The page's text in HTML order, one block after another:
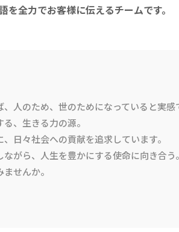
全力でお客様に伝えるチームです。
人のため、世のためになっていると実感
、生きる力の源。
日々社会への貢献を追求しています。
がら、人生を豊かにする使命に向き合う。
せんか。